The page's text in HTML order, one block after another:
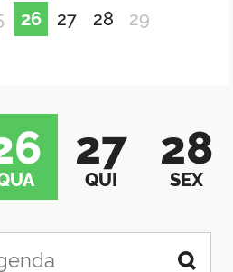
26 27 28
29
27
QUI
28
SEX